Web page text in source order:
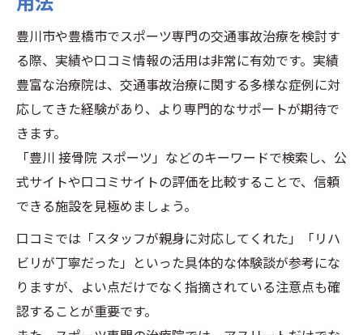
豊川市や豊橋市でスポーツ専門の交通事故治療を検討す
る際、実績や口コミ情報の活用は非常に有効です。実績
豊富な治療院は、交通事故治療に関する多様な症例に対
応してきた経験があり、より専門的なサポートが期待で
きます。
「豊川 接骨院 スポーツ」などのキーワードで検索し、公
式サイトや口コミサイトの評価を比較することで、信頼
できる施設を見極めましょう。
口コミでは「スタッフが親身に対応してくれた」「リハ
ビリが丁寧だった」といった具体的な体験談が参考にな
りますが、よい点だけでなく指摘されている注意点も確
認することが重要です。